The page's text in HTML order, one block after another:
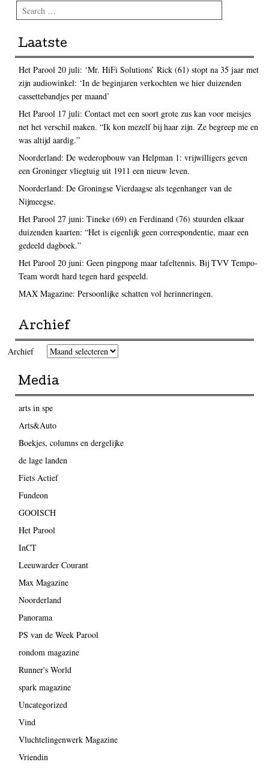
Search
Laatste
Het Parool 20 juli: ‘Mr. HiFi Solutions’ Rick (61) stopt na 35 jaar met
zijn audiowinkel: ‘In de beginjaren verkochten we hier duizenden
cassettebandjes per maand’
Het Parool 17 juli: Contact met een soort grote zus kan voor meisjes
net het verschil maken. “Ik kon mezelf bij haar zijn. Ze begreep me en
was altijd aardig.”
Noorderland: De wederopbouw van Helpman 1: vrijwilligers geven
een Groninger vliegtuig uit 1911 een nieuw leven.
Noorderland: De Groningse Vierdaagse als tegenhanger van de
Nijmeegse.
Het Parool 27 juni: Tineke (69) en Ferdinand (76) stuurden elkaar
duizenden kaarten: “Het is eigenlijk geen correspondentie, maar een
gedeeld dagboek.”
Het Parool 20 juni: Geen pingpong maar tafeltennis. Bij TVV Tempo-
Team wordt hard tegen hard gespeeld.
MAX Magazine: Persoonlijke schatten vol herinneringen.
Archief
Archief
Media
arts in spe
Arts&Auto
Boekjes, columns en dergelijke
de lage landen
Fiets Actief
Fundeon
GOOISCH
Het Parool
InCT
Leeuwarder Courant
Max Magazine
Noorderland
Panorama
PS van de Week Parool
rondom magazine
Runner's World
spark magazine
Uncategorized
Vind
Vluchtelingenwerk Magazine
Vriendin